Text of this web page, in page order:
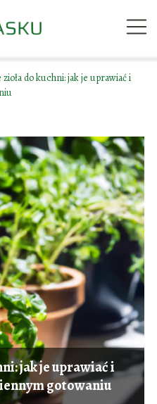
do kuchni: jak je uprawiać i
jak je uprawiać i
gotowaniu